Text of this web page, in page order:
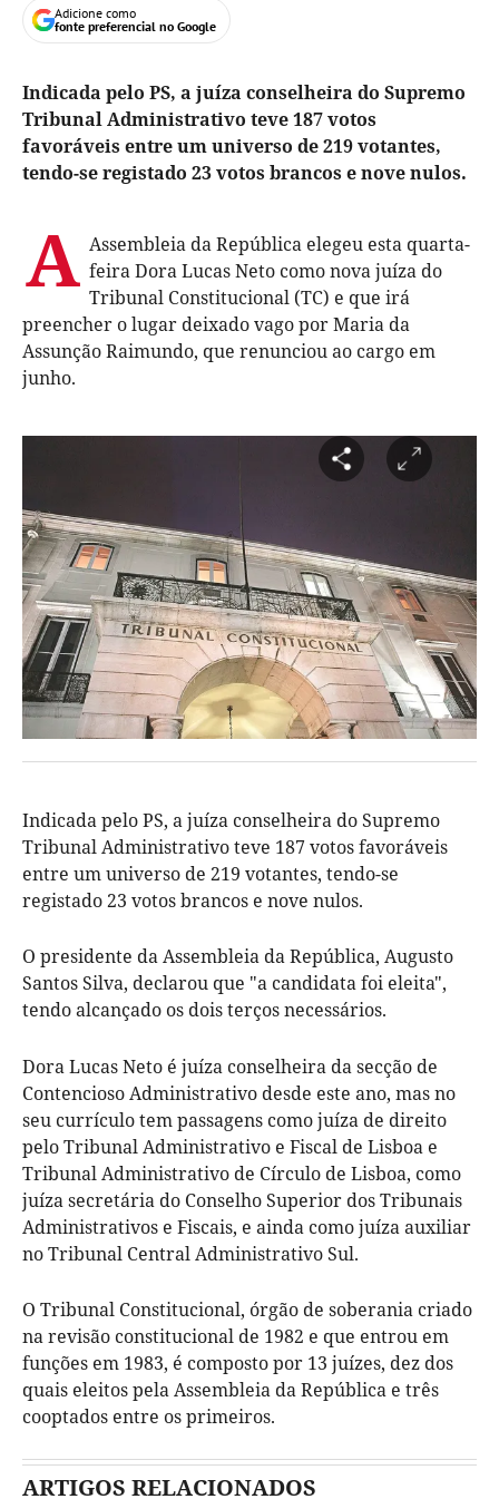
Adicione como
fonte preferencial no Google
Indicada pelo PS, a juíza conselheira do Supremo
Tribunal Administrativo teve 187 votos
favoráveis entre um universo de 219 votantes,
tendo-se registado 23 votos brancos e nove nulos.
A Assembleia da República elegeu esta quarta-
feira Dora Lucas Neto como nova juíza do
Tribunal Constitucional (TC) e que irá
preencher o lugar deixado vago por Maria da
Assunção Raimundo, que renunciou ao cargo em
junho.
Indicada pelo PS, a juíza conselheira do Supremo
Tribunal Administrativo teve 187 votos favoráveis
entre um universo de 219 votantes, tendo-se
registado 23 votos brancos e nove nulos.
O presidente da Assembleia da República, Augusto
Santos Silva, declarou que "a candidata foi eleita",
tendo alcançado os dois terços necessários.
Dora Lucas Neto é juíza conselheira da secção de
Contencioso Administrativo desde este ano, mas no
seu currículo tem passagens como juíza de direito
pelo Tribunal Administrativo e Fiscal de Lisboa e
Tribunal Administrativo de Círculo de Lisboa, como
juíza secretária do Conselho Superior dos Tribunais
Administrativos e Fiscais, e ainda como juíza auxiliar
no Tribunal Central Administrativo Sul.
O Tribunal Constitucional, órgão de soberania criado
na revisão constitucional de 1982 e que entrou em
funções em 1983, é composto por 13 juízes, dez dos
quais eleitos pela Assembleia da República e três
cooptados entre os primeiros.
ARTIGOS RELACIONADOS